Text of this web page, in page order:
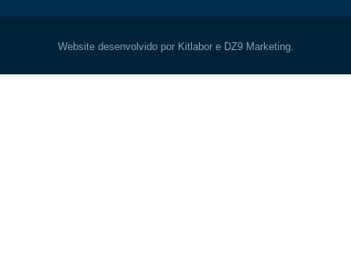
Website desenvolvido por Kitlabor e DZ9 Marketing.